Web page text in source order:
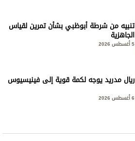
تنبيه من شرطة أبوظبي بشأن تمرين لقياس
الجاهزية
5 أغسطس 2026
ريال مدريد يوجه لكمة قوية إلى فينيسيوس